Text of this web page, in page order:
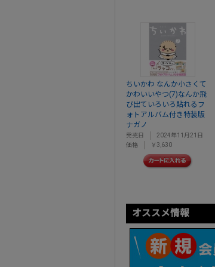
ちいかわ なんか小さくて
かわいいやつ(7)なんか飛
び出ていろいろ貼れるフ
ォトアルバム付き特装版
ナガノ
発売日
2024年11月21日
価格
￥3,630
オススメ情報